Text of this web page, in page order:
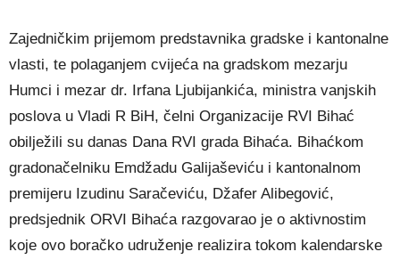
Zajedničkim prijemom predstavnika gradske i kantonalne
vlasti, te polaganjem cvijeća na gradskom mezarju
Humci i mezar dr. Irfana Ljubijankića, ministra vanjskih
poslova u Vladi R BiH, čelni Organizacije RVI Bihać
obilježili su danas Dana RVI grada Bihaća. Bihaćkom
gradonačelniku Emdžadu Galijaševiću i kantonalnom
premijeru Izudinu Saračeviću, Džafer Alibegović,
predsjednik ORVI Bihaća razgovarao je o aktivnostim
koje ovo boračko udruženje realizira tokom kalendarske